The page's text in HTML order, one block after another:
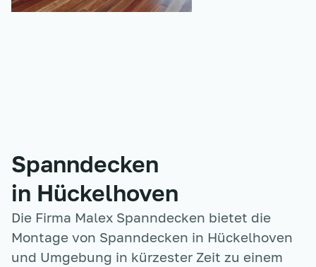
Spanndecken
in Hückelhoven
Die Firma Malex Spanndecken bietet die
Montage von Spanndecken in Hückelhoven
und Umgebung in kürzester Zeit zu einem